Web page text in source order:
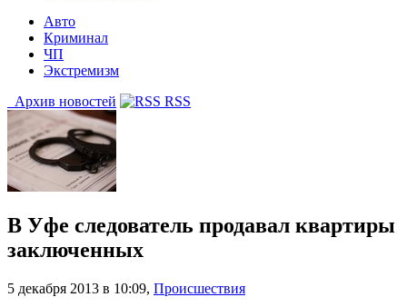
Авто
Криминал
ЧП
Экстремизм
Архив новостей
RSS
В Уфе следователь продавал квартиры
заключенных
5 декабря 2013 в 10:09, Происшествия